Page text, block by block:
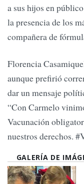
a sus hijos en
la presencia de los
compañera de
Florencia
aunque prefirió
dar un mensaje
“Con Carmelo
Vacunación
nuestros derechos.
GALERÍA DE